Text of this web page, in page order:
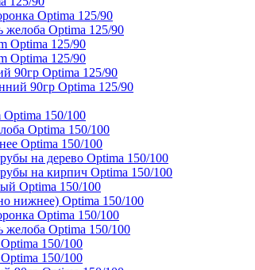
Optima 125/90
желоба Optima 125/90
Optima 125/90
Optima 125/90
90гр Optima 125/90
90гр Optima 125/90
150/100
Optima 150/100
Optima 150/100
на дерево Optima 150/100
на кирпич Optima 150/100
Optima 150/100
нижнее) Optima 150/100
Optima 150/100
желоба Optima 150/100
150/100
150/100